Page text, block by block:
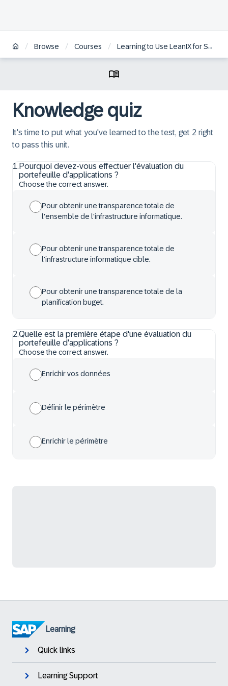
/ Browse / Courses / Learning to Use LeanIX for Successful Enterprise Architecture | FR
Knowledge quiz
It's time to put what you've learned to the test, get 2 right
to pass this unit.
1. Pourquoi devez-vous effectuer l'évaluation du
portefeuille d'applications ?
Choose the correct answer.
Pour obtenir une transparence totale de
l'ensemble de l'infrastructure informatique.
Pour obtenir une transparence totale de
l'infrastructure informatique cible.
Pour obtenir une transparence totale de la
planification buget.
2.Quelle est la première étape d'une évaluation du
portefeuille d'applications ?
Choose the correct answer.
Enrichir vos données
Définir le périmètre
Enrichir le périmètre
Learning
Quick links
Learning Support